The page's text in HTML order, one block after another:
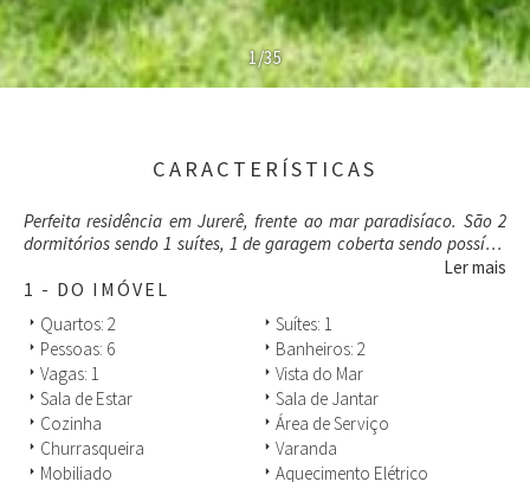
1/35
CARACTERÍSTICAS
Perfeita residência em Jurerê, frente ao mar paradisíaco. São 2
dormitórios sendo 1 suítes, 1 de garagem coberta sendo possível
mais 3 veículos descobertos, ar condicionado nos cômodos , sala
de estar e jantar, área de servido, churrasqueira, varanda, sala de
sua família procuram para descansar e aproveitar para renovar
as energias. Possui varanda gourmet de frente para o mar com
vista para um lindo gramado.
Ler mais
1 - DO IMÓVEL
arrow_right Quartos: 2 arrow_right Suítes: 1
arrow_right Pessoas: 6 arrow_right Banheiros: 2
arrow_right Vagas: 1 arrow_right Vista do Mar
arrow_right Sala de Estar arrow_right Sala de Jantar
arrow_right Cozinha arrow_right Área de Serviço
arrow_right Churrasqueira arrow_right Varanda
arrow_right Mobiliado arrow_right Aquecimento Elétrico